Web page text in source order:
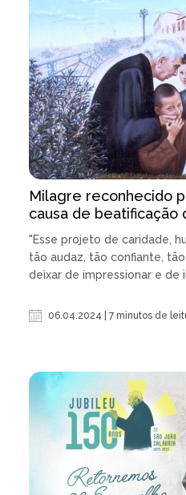
Milagre reconhecido
causa de beatificação
"Esse projeto de caridade,
tão audaz, tão confiante,
deixar de impressionar e de
06.04.2024 | 7 minutos de